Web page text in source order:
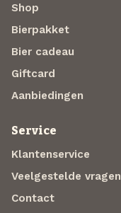
Shop
Bierpakket
Bier cadeau
Giftcard
Aanbiedingen
Service
Klantenservice
Veelgestelde vragen
Contact